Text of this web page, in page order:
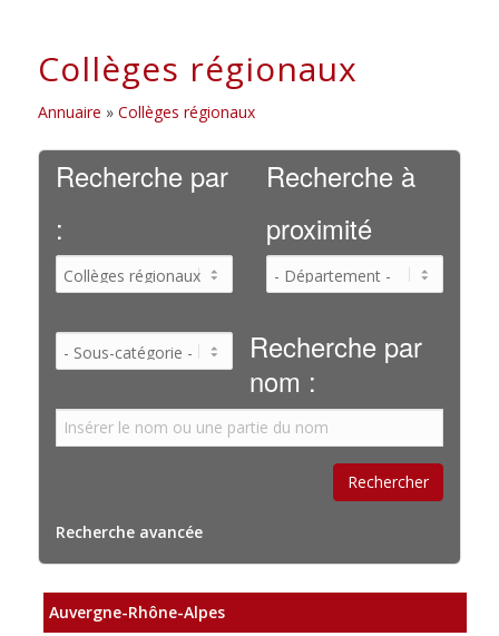
Collèges régionaux
Annuaire » Collèges régionaux
Recherche par
:
Recherche à
proximité
Recherche par
nom :
Recherche avancée
Auvergne-Rhône-Alpes